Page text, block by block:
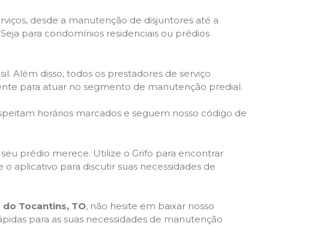
desde a manutenção de disjuntores até a
para condomínios residenciais ou prédios
Além disso, todos os prestadores de serviço
para atuar no segmento de manutenção predial.
horários marcados e seguem nosso código de
prédio merece. Utilize o Grifo para encontrar
aplicativo para discutir suas necessidades de
Tocantins, TO, não hesite em baixar nosso
para as suas necessidades de manutenção